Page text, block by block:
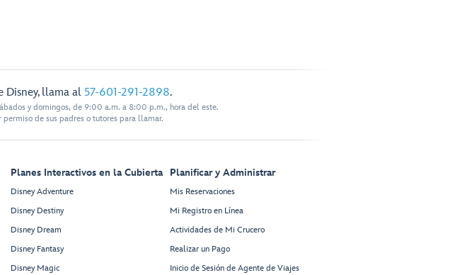
Disney, llama al 57-601-291-2898.
y domingos, de 9:00 a.m. a 8:00 p.m., hora del este.
permiso de sus padres o tutores para llamar.
Planes Interactivos en la Cubierta
Disney Adventure
Disney Destiny
Disney Dream
Disney Fantasy
Disney Magic
Planificar y Administrar
Mis Reservaciones
Mi Registro en Línea
Actividades de Mi Crucero
Realizar un Pago
Inicio de Sesión de Agente de Viajes